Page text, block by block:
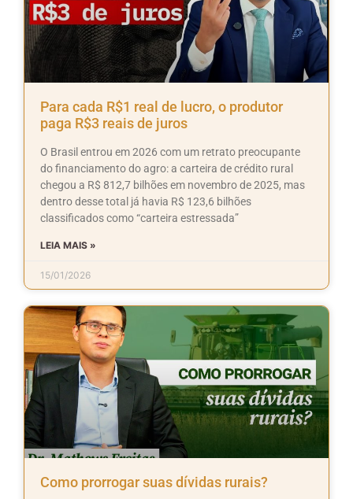
Para cada R$1 real de lucro, o produtor
paga R$3 reais de juros
O Brasil entrou em 2026 com um retrato preocupante
do financiamento do agro: a carteira de crédito rural
chegou a R$ 812,7 bilhões em novembro de 2025, mas
dentro desse total já havia R$ 123,6 bilhões
classificados como “carteira estressada”
LEIA MAIS »
15/01/2026
Como prorrogar suas dívidas rurais?